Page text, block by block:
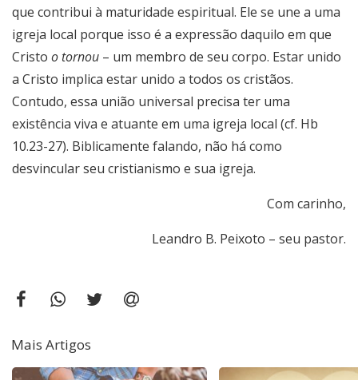
que contribui à maturidade espiritual. Ele se une a uma
igreja local porque isso é a expressão daquilo em que
Cristo o tornou – um membro de seu corpo. Estar unido
a Cristo implica estar unido a todos os cristãos.
Contudo, essa união universal precisa ter uma
existência viva e atuante em uma igreja local (cf. Hb
10.23-27). Biblicamente falando, não há como
desvincular seu cristianismo e sua igreja.
Com carinho,
Leandro B. Peixoto – seu pastor.
Mais Artigos